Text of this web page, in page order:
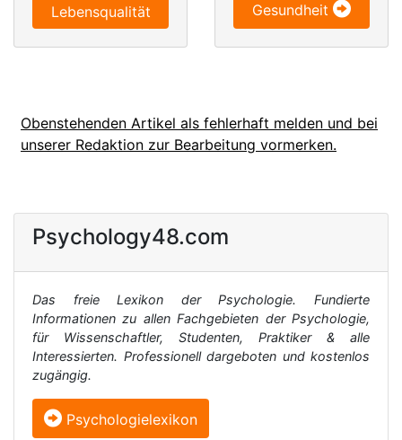
Lebensqualität
Gesundheit
Obenstehenden Artikel als fehlerhaft melden und bei
unserer Redaktion zur Bearbeitung vormerken.
Psychology48.com
Das freie Lexikon der Psychologie. Fundierte
Informationen zu allen Fachgebieten der Psychologie,
für Wissenschaftler, Studenten, Praktiker & alle
Interessierten. Professionell dargeboten und kostenlos
zugängig.
Psychologielexikon